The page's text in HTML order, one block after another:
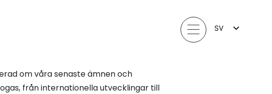
SV
om våra senaste ämnen och
från internationella utvecklingar till